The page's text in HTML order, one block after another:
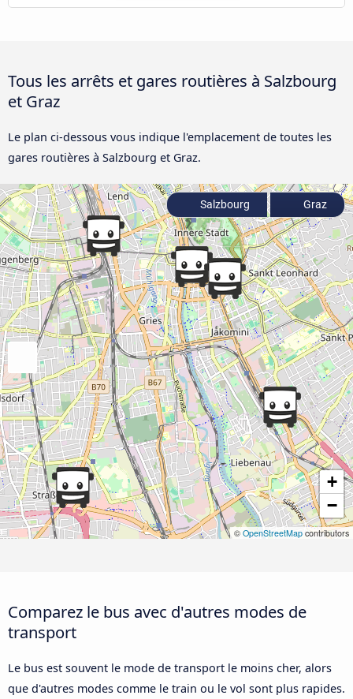
Tous les arrêts et gares routières à Salzbourg
et Graz
Le plan ci-dessous vous indique l'emplacement de toutes les
gares routières à Salzbourg et Graz.
+
−
© OpenStreetMap contributors
Salzbourg Graz
Comparez le bus avec d'autres modes de
transport
Le bus est souvent le mode de transport le moins cher, alors
que d'autres modes comme le train ou le vol sont plus rapides.